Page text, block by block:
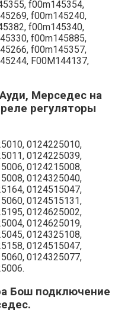
f00m145354,
f00m145240,
f00m145340,
f00m145885,
f00m145357,
F00M144137,
Мерседес на
регуляторы
0124225010,
0124225039,
0124215008,
0124325040,
0124515047,
0124515131,
0124625002,
0124625019,
0124325108,
0124515047,
0124325077,
Бош подключение